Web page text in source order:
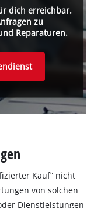
dich erreichbar.
zu
Reparaturen.
Kauf“ nicht
von solchen
Dienstleistungen